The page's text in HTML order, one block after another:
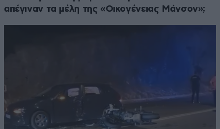
απέγιναν τα μέλη της «Οικογένειας Μάνσον»;